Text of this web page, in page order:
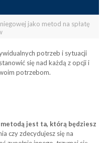
jako metod na spłatę
potrzeb i sytuacji
się nad każdą z opcji i
potrzebom.
jest ta, którą będziesz
czy zdecydujesz się na